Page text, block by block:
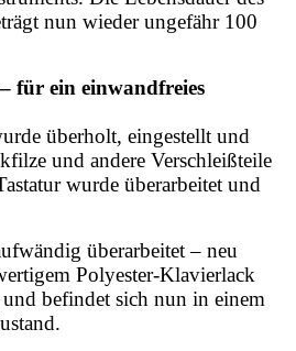
nun wieder ungefähr 100
für ein einwandfreies
überholt, eingestellt und
und andere Verschleißteile
wurde überarbeitet und
überarbeitet – neu
Polyester-Klavierlack
befindet sich nun in einem